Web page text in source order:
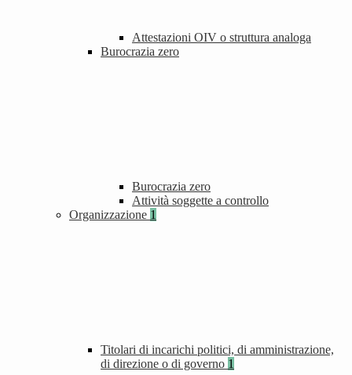
Attestazioni OIV o struttura analoga
Burocrazia zero
Burocrazia zero
Attività soggette a controllo
Organizzazione 1
Titolari di incarichi politici, di amministrazione,
di direzione o di governo 1